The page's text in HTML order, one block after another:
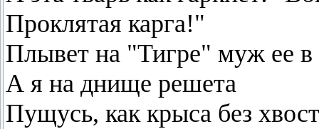
Проклятая карга!"
Плывет на "Тигре" муж ее
А я на днище решета
Пущусь, как крыса без